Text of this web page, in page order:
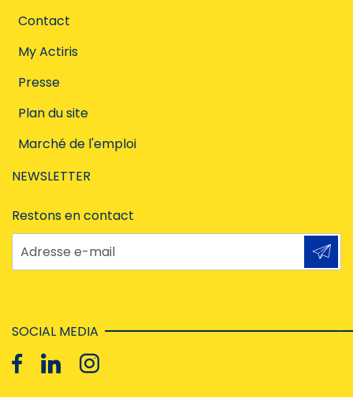
Contact
My Actiris
Presse
Plan du site
Marché de l'emploi
NEWSLETTER
Restons en contact
Adresse e-mail
SOCIAL MEDIA